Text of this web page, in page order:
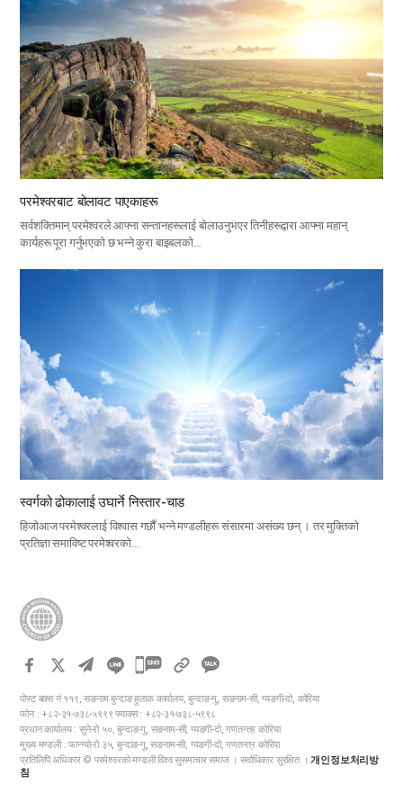
परमेश्वरबाट बोलावट पाएकाहरू
सर्वशक्तिमान् परमेश्वरले आफ्ना सन्तानहरूलाई बोलाउनुभएर तिनीहरूद्वारा आफ्ना महान्
कार्यहरू पूरा गर्नुभएको छ भन्ने कुरा बाइबलको…
स्वर्गको ढोकालाई उघार्ने निस्तार-चाड
हिजोआज परमेश्वरलाई विश्वास गर्छौं भन्ने मण्डलीहरू संसारमा असंख्य छन् । तर मुक्तिको
प्रतिज्ञा समाविष्ट परमेश्वरको…
카
오
톡
공
पोस्ट बक्स नं ११९, सङनाम बुन्दाङ हुलाक कार्यालय, बुन्दाङ-गु, सङनाम-सी, ग्यङगी-दो, कोरिया
फोन : +८२-३१-७३८-५९९९ फ्याक्स : +८२-३१-७३८-५९९८
प्रधान कार्यालय : सुने-रो ५०, बुन्दाङ-गु, सङनाम-सी, ग्यङगी-दो, गणतन्त्र कोरिया
मुख्य मण्डली : फान्ग्यो-रो ३५, बुन्दाङ-गु, सङनाम-सी, ग्यङगी-दो, गणतन्त्र कोरिया
प्रतिलिपि अधिकार © परमेश्वरको मण्डली विश्व सुसमाचार समाज । सर्वाधिकार सुरक्षित ।개인정보처리방
침